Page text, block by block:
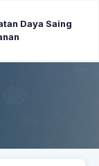
Daya Saing